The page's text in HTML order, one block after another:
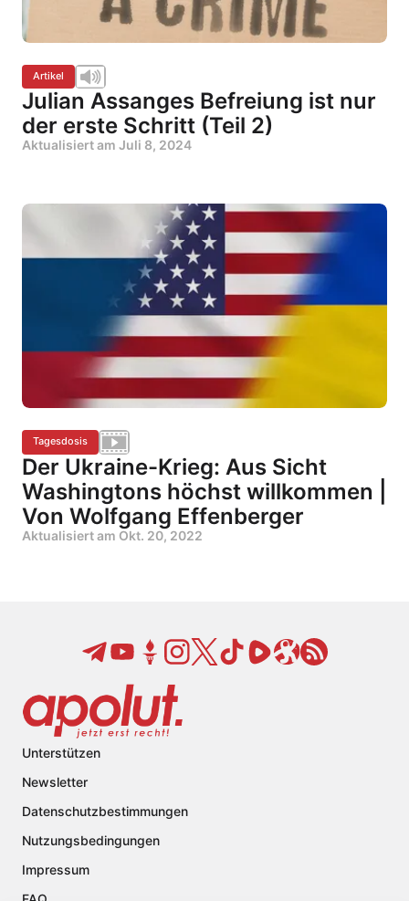
Artikel
Julian Assanges Befreiung ist nur
der erste Schritt (Teil 2)
Aktualisiert am Juli 8, 2024
Tagesdosis
Der Ukraine-Krieg: Aus Sicht
Washingtons höchst willkommen |
Von Wolfgang Effenberger
Aktualisiert am Okt. 20, 2022
Unterstützen
Newsletter
Datenschutzbestimmungen
Nutzungsbedingungen
Impressum